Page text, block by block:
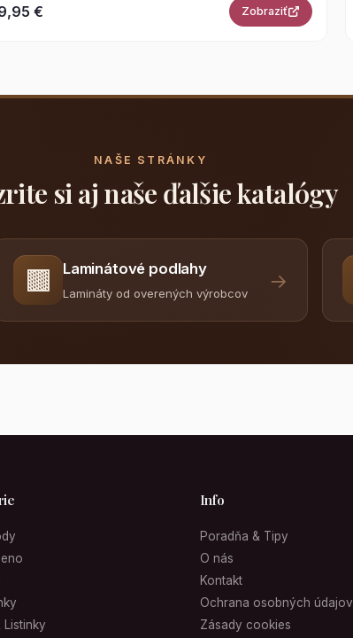
€ Zobraziť
NAŠE STRÁNKY
si aj naše ďalšie katalógy
🟫 Laminátové podlahy
Lamináty od overených výrobcov
→
Listinky
Info
Poradňa & Tipy
O nás
Kontakt
Ochrana osobných údajov
Zásady cookies